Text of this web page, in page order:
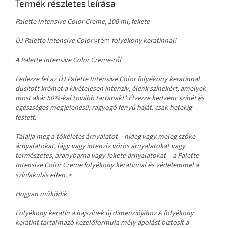
Termék részletes leírása
Palette Intensive Color Creme, 100 ml, fekete
ÚJ Palette Intensive Colorkrém folyékony keratinnal!
A Palette Intensive Color Creme-ről
Fedezze fel az ÚJ Palette Intensive Color folyékony keratinnal
dúsított krémet a kivételesen intenzív, élénk színekért, amelyek
most akár 50%-kal tovább tartanak!* Élvezze kedvenc színét és
egészséges megjelenésű, ragyogó fényű haját. csak hetekig
festett.
Találja meg a tökéletes árnyalatot – hideg vagy meleg szőke
árnyalatokat, lágy vagy intenzív vörös árnyalatokat vagy
természetes, aranybarna vagy fekete árnyalatokat – a Palette
Intensive Color Creme folyékony keratinnal és védelemmel a
színfakulás ellen. >
Hogyan működik
Folyékony keratin a hajszínek új dimenziójához A folyékony
keratint tartalmazó kezelőformula mély ápolást biztosít a